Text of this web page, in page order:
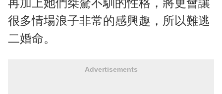
再加上她們桀驁不馴的性格，將更會讓
很多情場浪子非常的感興趣，所以難逃
二婚命。
Advertisements